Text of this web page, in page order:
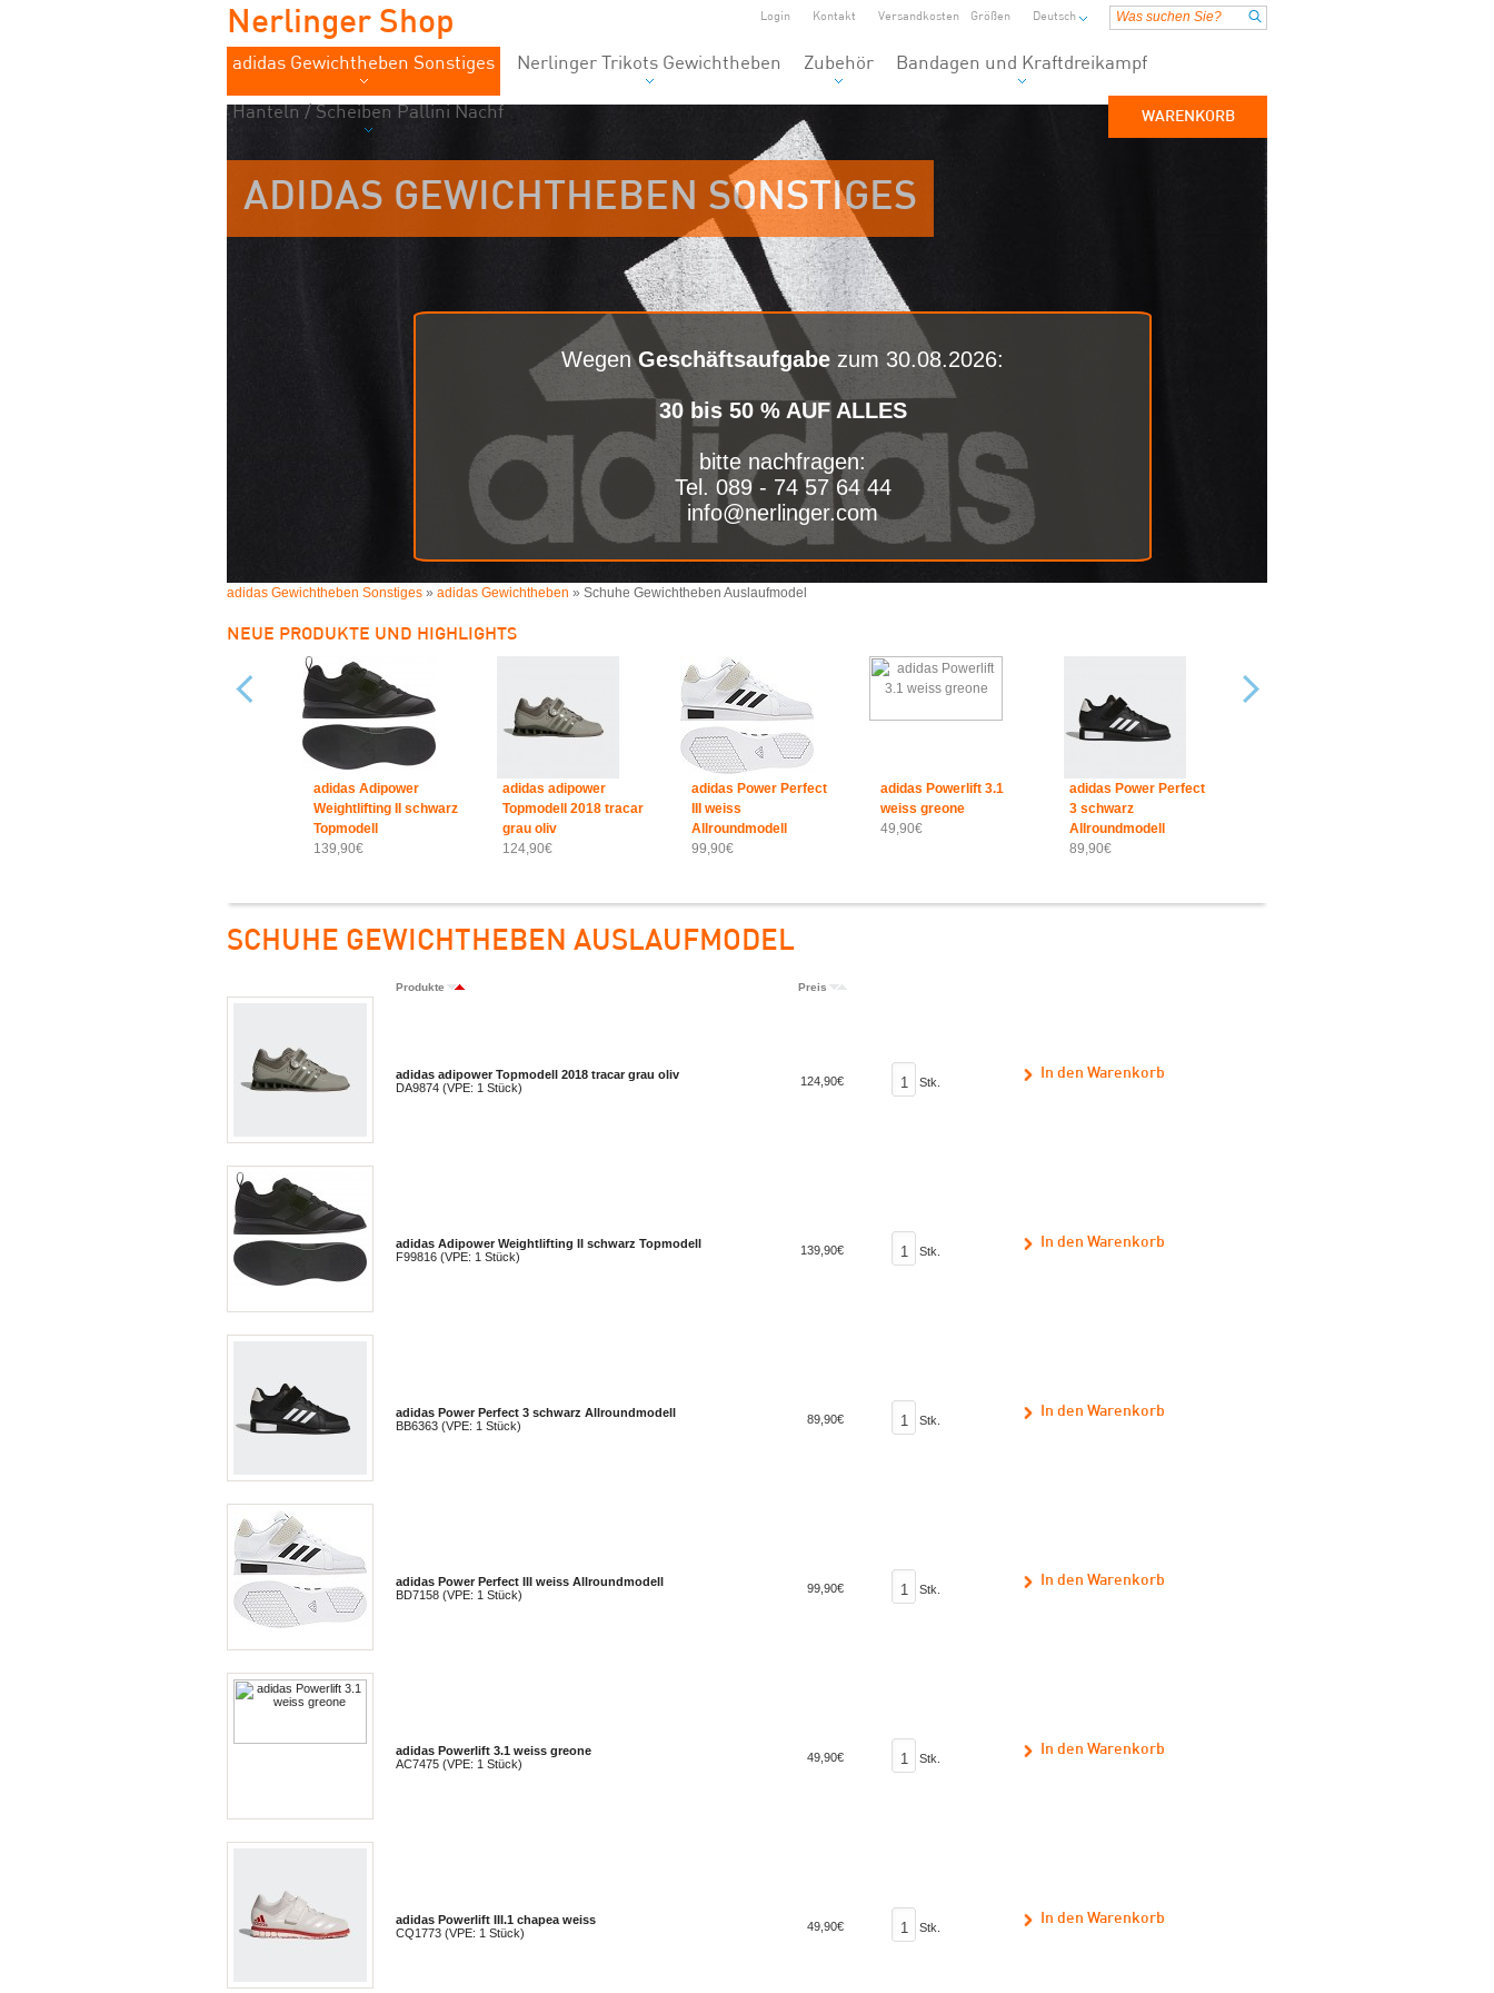
WegenGeschäftsaufgabe zum 30.08.2026:
30 bis 50 % AUF ALLES
bitte nachfragen:
Tel. 089 - 74 57 64 44
info@nerlinger.com
Nerlinger Shop Login Kontakt Versandkosten Größen Deutsch
adidas Gewichtheben Sonstiges Nerlinger Trikots Gewichtheben Zubehör Bandagen und Kraftdreikampf
Hanteln / Scheiben Pallini Nachf WARENKORB
ADIDAS GEWICHTHEBEN SONSTIGES
adidas Gewichtheben Sonstiges » adidas Gewichtheben » Schuhe Gewichtheben Auslaufmodel
NEUE PRODUKTE UND HIGHLIGHTS
adidas Adipower
Weightlifting II schwarz
Topmodell
139,90€
adidas adipower
Topmodell 2018 tracar
grau oliv
124,90€
adidas Power Perfect
III weiss
Allroundmodell
99,90€
adidas Powerlift 3.1
weiss greone
49,90€
adidas Power Perfect
3 schwarz
Allroundmodell
89,90€
SCHUHE GEWICHTHEBEN AUSLAUFMODEL
Produkte Preis
adidas adipower Topmodell 2018 tracar grau oliv
DA9874 (VPE: 1 Stück)
124,90€ Stk.
adidas Adipower Weightlifting II schwarz Topmodell
F99816 (VPE: 1 Stück)
139,90€ Stk.
adidas Power Perfect 3 schwarz Allroundmodell
BB6363 (VPE: 1 Stück)
89,90€ Stk.
adidas Power Perfect III weiss Allroundmodell
BD7158 (VPE: 1 Stück)
99,90€ Stk.
adidas Powerlift 3.1 weiss greone
AC7475 (VPE: 1 Stück)
49,90€ Stk.
adidas Powerlift III.1 chapea weiss
CQ1773 (VPE: 1 Stück)
49,90€ Stk.